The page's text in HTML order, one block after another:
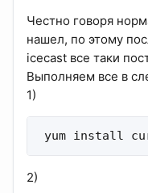
Честно говоря
нашел, по этому
icecast все таки
Выполняем все в
1)
yum install
2)